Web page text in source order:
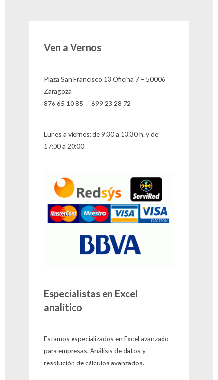
Ven a Vernos
Plaza San Francisco 13 Oficina 7 – 50006
Zaragoza
876 65 10 85 — 699 23 28 72
Lunes a viernes: de 9:30 a 13:30 h. y de
17:00 a 20:00
Especialistas en Excel
analítico
Estamos especializados en Excel avanzado
para empresas. Análisis de datos y
resolución de cálculos avanzados.